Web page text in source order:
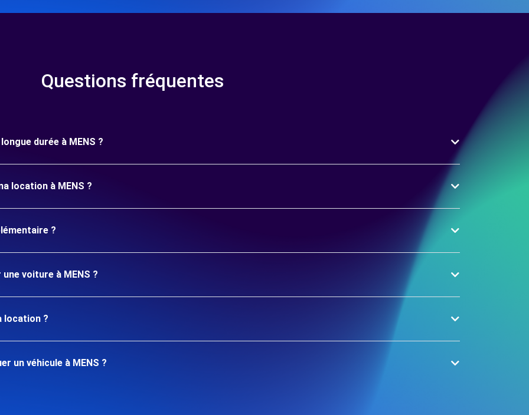
Questions fréquentes
durée à MENS ?
location à MENS ?
?
voiture à MENS ?
location ?
un véhicule à MENS ?